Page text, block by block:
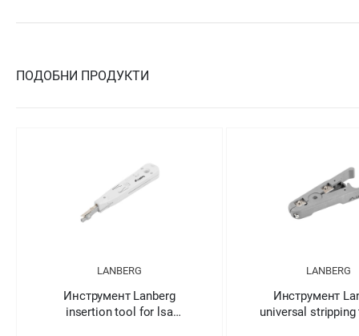
ПОДОБНИ ПРОДУКТИ
LANBERG
Инструмент Lanberg
insertion tool for lsa
LANBERG
Инструмент
universal